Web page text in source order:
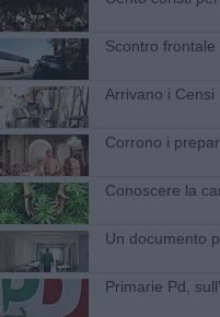
Scontro
Arrivano i Censi
Corrono i
Conoscere la
Un documento
Primarie Pd,